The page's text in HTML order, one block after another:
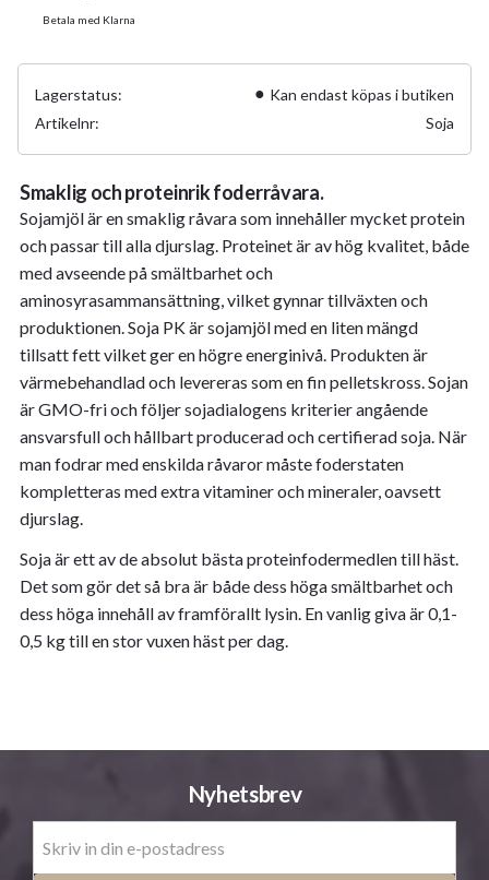
Betala med Klarna
Lagerstatus
Kan endast köpas i butiken
Artikelnr
Soja
Smaklig och proteinrik foderråvara.
Sojamjöl är en smaklig råvara som innehåller mycket protein
och passar till alla djurslag. Proteinet är av hög kvalitet, både
med avseende på smältbarhet och
aminosyrasammansättning, vilket gynnar tillväxten och
produktionen. Soja PK är sojamjöl med en liten mängd
tillsatt fett vilket ger en högre energinivå. Produkten är
värmebehandlad och levereras som en fin pelletskross. Sojan
är GMO-fri och följer sojadialogens kriterier angående
ansvarsfull och hållbart producerad och certifierad soja. När
man fodrar med enskilda råvaror måste foderstaten
kompletteras med extra vitaminer och mineraler, oavsett
djurslag.
Soja är ett av de absolut bästa proteinfodermedlen till häst.
Det som gör det så bra är både dess höga smältbarhet och
dess höga innehåll av framförallt lysin. En vanlig giva är 0,1-
0,5 kg till en stor vuxen häst per dag.
Nyhetsbrev